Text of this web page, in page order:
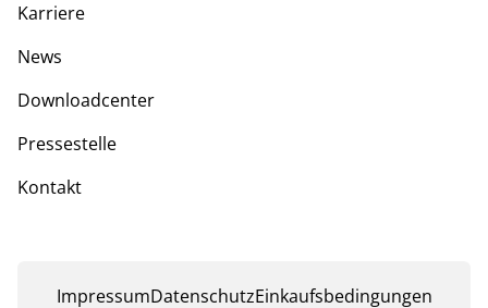
Karriere
News
Downloadcenter
Pressestelle
Kontakt
ImpressumDatenschutzEinkaufsbedingungen